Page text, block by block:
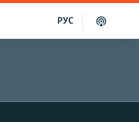
РУС